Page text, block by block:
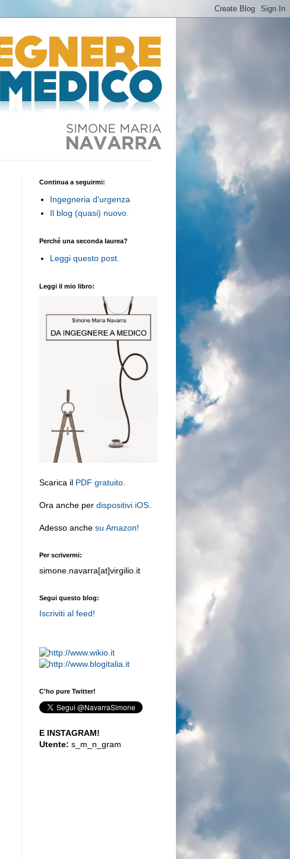
Continua a seguirmi:
Ingegneria d'urgenza
Il blog (quasi) nuovo.
Perché una seconda laurea?
Leggi questo post.
Leggi il mio libro:
Scarica il PDF gratuito.
Ora anche per dispositivi iOS.
Adesso anche su Amazon!
Per scrivermi:
simone.navarra[at]virgilio.it
Segui questo blog:
Iscriviti al feed!
C'ho pure Twitter!
E INSTAGRAM!
Utente: s_m_n_gram